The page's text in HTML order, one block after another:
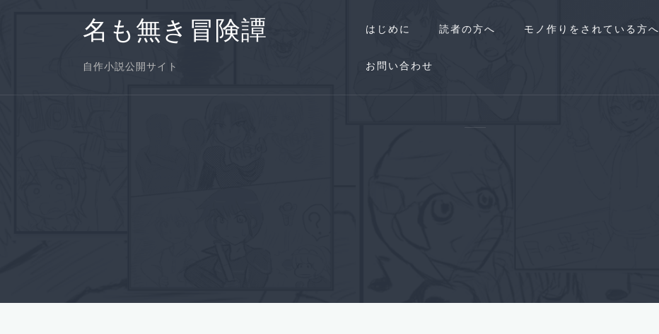
へ
名も無き冒険譚
自作小説公開サイト
はじめに 読者の方へ モノ作りをされている方へ
お問い合わせ